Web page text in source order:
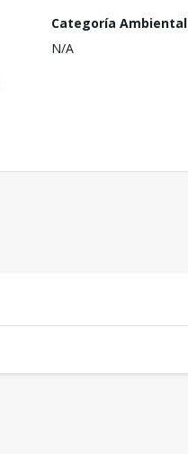
Categoría Ambiental
N/A